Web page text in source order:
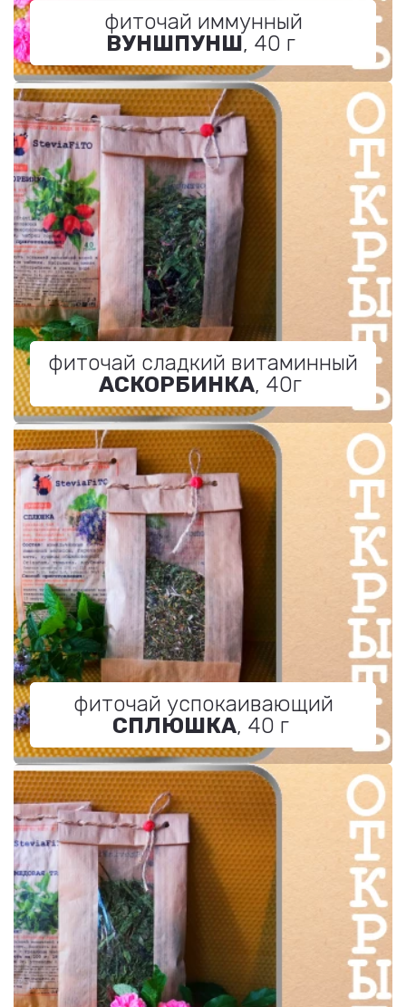
фиточай иммунный
ВУНШПУНШ, 40 г
фиточай сладкий витаминный
АСКОРБИНКА, 40г
фиточай успокаивающий
СПЛЮШКА, 40 г